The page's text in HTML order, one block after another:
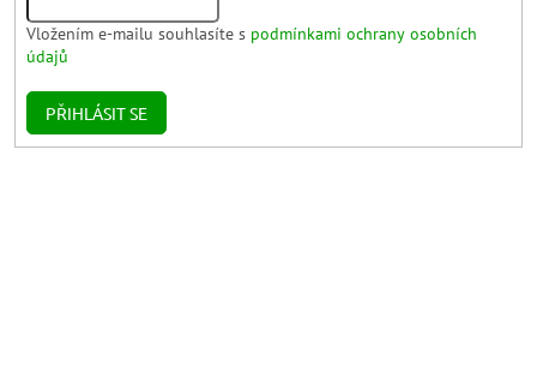
Vložením e-mailu souhlasíte s podmínkami ochrany osobních
údajů
PŘIHLÁSIT SE